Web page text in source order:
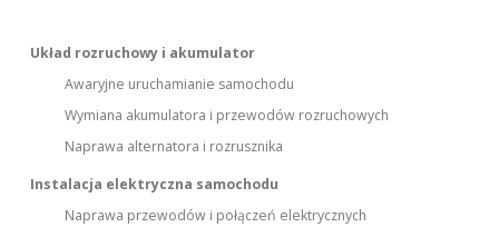
Układ rozruchowy i akumulator
Awaryjne uruchamianie samochodu
Wymiana akumulatora i przewodów rozruchowych
Naprawa alternatora i rozrusznika
Instalacja elektryczna samochodu
Naprawa przewodów i połączeń elektrycznych